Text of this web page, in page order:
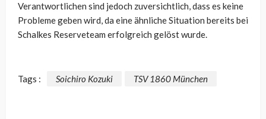
Verantwortlichen sind jedoch zuversichtlich, dass es keine
Probleme geben wird, da eine ähnliche Situation bereits bei
Schalkes Reserveteam erfolgreich gelöst wurde.
Tags : Soichiro Kozuki TSV 1860 München